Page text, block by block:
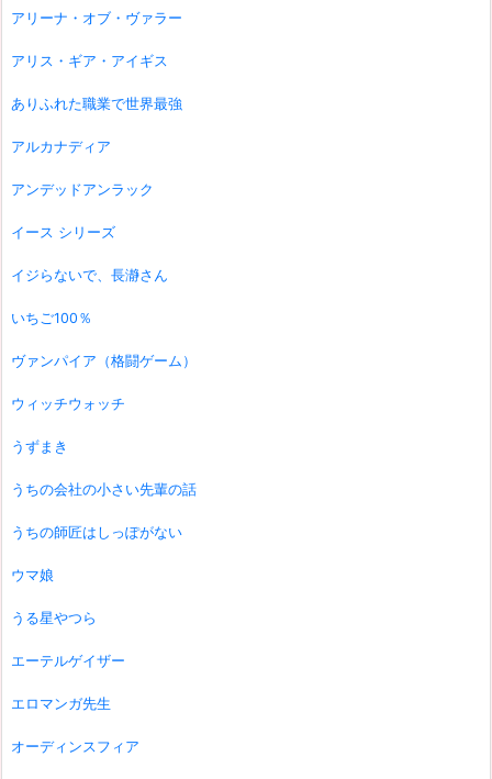
アリーナ・オブ・ヴァラー
アリス・ギア・アイギス
ありふれた職業で世界最強
アルカナディア
アンデッドアンラック
イース シリーズ
イジらないで、長瀞さん
いちご100％
ヴァンパイア（格闘ゲーム）
ウィッチウォッチ
うずまき
うちの会社の小さい先輩の話
うちの師匠はしっぽがない
ウマ娘
うる星やつら
エーテルゲイザー
エロマンガ先生
オーディンスフィア